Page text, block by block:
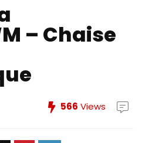
– Chaise
566 Views